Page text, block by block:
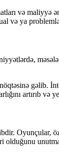
və maliyyə
və ya
gəlib.
artırıb və
Oyunçular,